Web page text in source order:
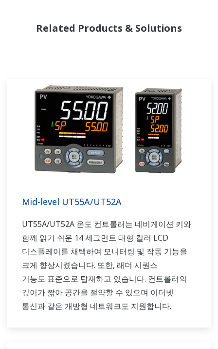
Related Products & Solutions
Mid-level UT55A/UT52A
UT55A/UT52A 온도 컨트롤러는 네비게이션 키와
함께 읽기 쉬운 14 세그먼트 대형 컬러 LCD
디스플레이를 채택하여 모니터링 및 작동 기능을
크게 향상시켰습니다. 또한, 래더 시퀀스
기능도 표준으로 탑재하고 있습니다. 컨트롤러의
깊이가 짧아 공간을 절약할 수 있으며 이더넷
통신과 같은 개방형 네트워크도 지원합니다.